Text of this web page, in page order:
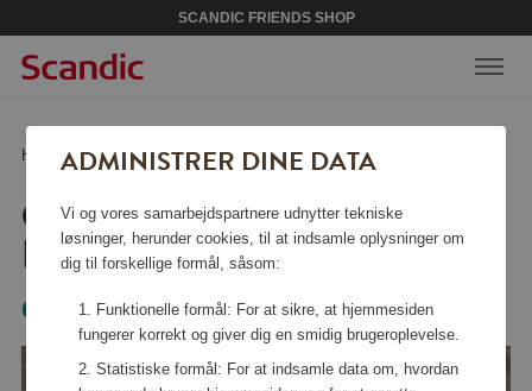
SCANDIC FRIENDS SHOP
Hjem /Tasker & tilbehør/ Rejsetilbehør/ Organisationsboks Beige
ORGANISATIONSBOKS
BEIGE
Organista
ADMINISTRER DINE DATA
Vi og vores samarbejdspartnere udnytter tekniske
løsninger, herunder cookies, til at indsamle oplysninger om
dig til forskellige formål, såsom:
Funktionelle formål: For at sikre, at hjemmesiden
fungerer korrekt og giver dig en smidig brugeroplevelse.
Statistiske formål: For at indsamle data om, hvordan